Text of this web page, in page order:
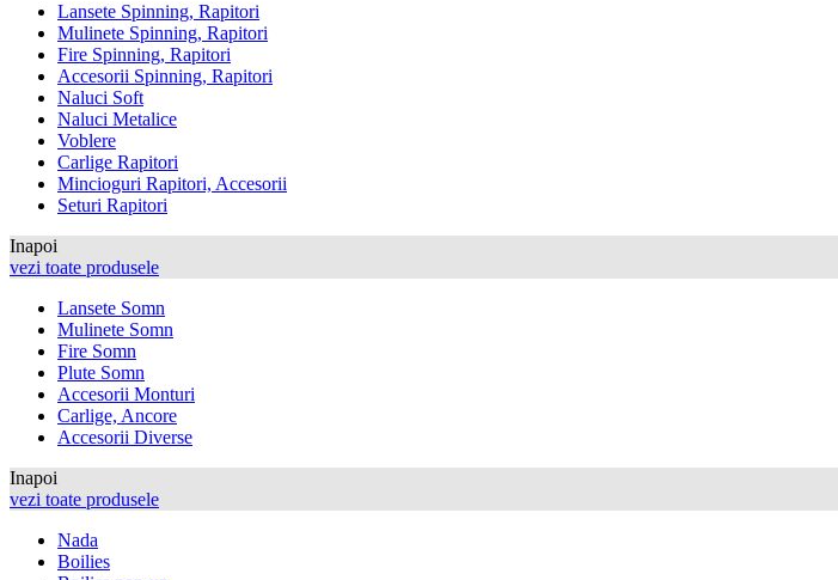
Lansete Spinning, Rapitori
Mulinete Spinning, Rapitori
Fire Spinning, Rapitori
Accesorii Spinning, Rapitori
Naluci Soft
Naluci Metalice
Voblere
Carlige Rapitori
Mincioguri Rapitori, Accesorii
Seturi Rapitori
Inapoi
vezi toate produsele
Lansete Somn
Mulinete Somn
Fire Somn
Plute Somn
Accesorii Monturi
Carlige, Ancore
Accesorii Diverse
Inapoi
vezi toate produsele
Nada
Boilies